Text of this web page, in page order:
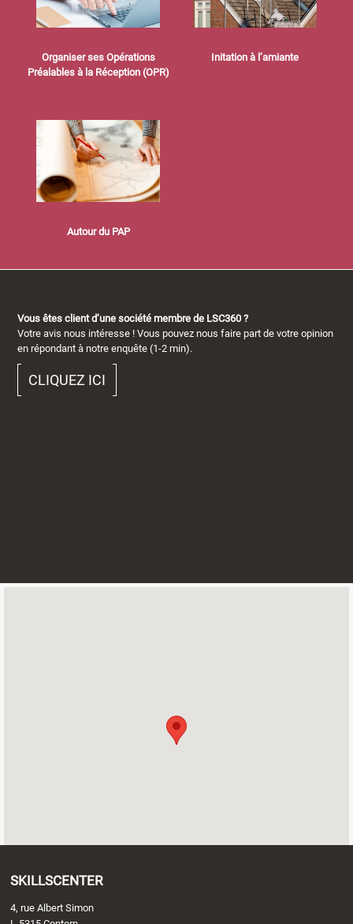
Organiser ses Opérations
Préalables à la Réception (OPR)
Initation à l’amiante
Autour du PAP
Vous êtes client d’une société membre de LSC360 ?
Votre avis nous intéresse ! Vous pouvez nous faire part de votre opinion
en répondant à notre enquête (1-2 min).
CLIQUEZ ICI
SKILLSCENTER
4, rue Albert Simon